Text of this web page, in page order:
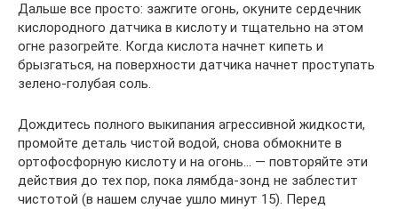
Дальше все просто: зажгите огонь, окуните сердечник
кислородного датчика в кислоту и тщательно на этом
огне разогрейте. Когда кислота начнет кипеть и
брызгаться, на поверхности датчика начнет проступать
зелено-голубая соль.
Дождитесь полного выкипания агрессивной жидкости,
промойте деталь чистой водой, снова обмокните в
ортофосфорную кислоту и на огонь… — повторяйте эти
действия до тех пор, пока лямбда-зонд не заблестит
чистотой (в нашем случае ушло минут 15). Перед